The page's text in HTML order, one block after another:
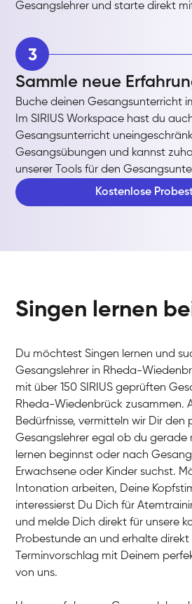
Gesangslehrer und starte direkt
3
Sammle neue
Buche deinen Gesangsunterricht
Im SIRIUS Workspace hast du
Gesangsunterricht
Gesangsübungen und kannst
unserer Tools für den
Kostenlose
Singen lernen
Du möchtest Singen lernen und
Gesangslehrer in Rheda-
mit über 150 SIRIUS geprüften
Rheda-Wiedenbrück zusammen.
Bedürfnisse, vermitteln wir Dir den
Gesangslehrer egal ob du gerade
lernen beginnst oder nach
Erwachsene oder Kinder suchst.
Intonation arbeiten, Deine
interessierst Du Dich für
und melde Dich direkt für unsere
Probestunde an und erhalte direkt
Terminvorschlag mit Deinem
von uns.